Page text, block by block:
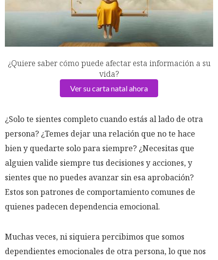
¿Quiere saber cómo puede afectar esta información a su
vida?
Ver su carta natal ahora
¿Solo te sientes completo cuando estás al lado de otra
persona? ¿Temes dejar una relación que no te hace
bien y quedarte solo para siempre? ¿Necesitas que
alguien valide siempre tus decisiones y acciones, y
sientes que no puedes avanzar sin esa aprobación?
Estos son patrones de comportamiento comunes de
quienes padecen dependencia emocional.
Muchas veces, ni siquiera percibimos que somos
dependientes emocionales de otra persona, lo que nos